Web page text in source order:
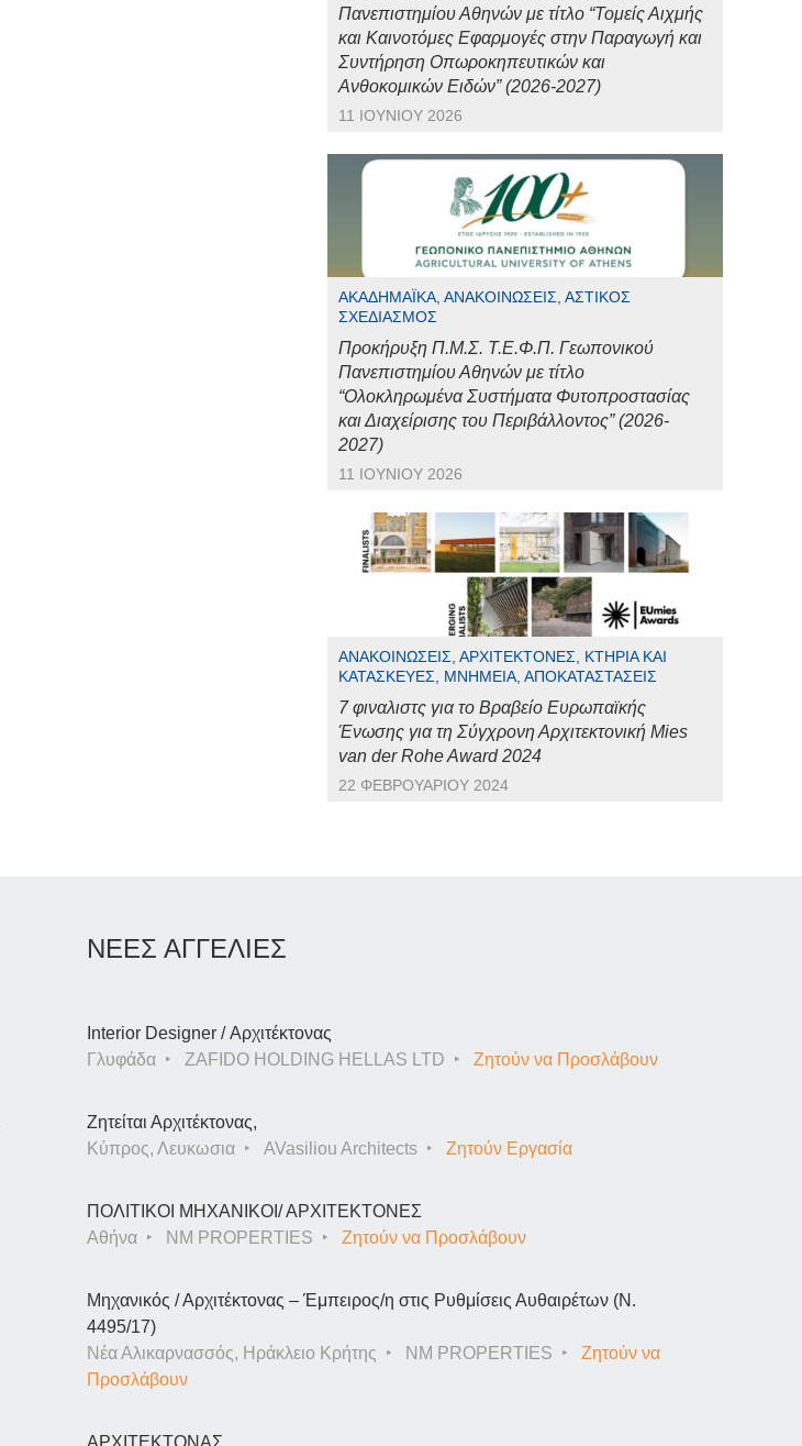
Πανεπιστημίου Αθηνών με τίτλο “Τομείς Αιχμής
και Καινοτόμες Εφαρμογές στην Παραγωγή και
Συντήρηση Οπωροκηπευτικών και
Ανθοκομικών Ειδών” (2026-2027)
11 ΙΟΥΝΊΟΥ 2026
ΑΚΑΔΗΜΑΪΚΆ, ΑΝΑΚΟΙΝΏΣΕΙΣ, ΑΣΤΙΚΌΣ
ΣΧΕΔΙΑΣΜΌΣ
Προκήρυξη Π.Μ.Σ. Τ.Ε.Φ.Π. Γεωπονικού
Πανεπιστημίου Αθηνών με τίτλο
“Ολοκληρωμένα Συστήματα Φυτοπροστασίας
και Διαχείρισης του Περιβάλλοντος” (2026-
2027)
11 ΙΟΥΝΊΟΥ 2026
ΑΝΑΚΟΙΝΏΣΕΙΣ, ΑΡΧΙΤΈΚΤΟΝΕΣ, ΚΤΉΡΙΑ ΚΑΙ
ΚΑΤΑΣΚΕΥΈΣ, ΜΝΗΜΕΊΑ, ΑΠΟΚΑΤΑΣΤΆΣΕΙΣ
7 φιναλιστς για το Βραβείο Ευρωπαϊκής
Ένωσης για τη Σύγχρονη Αρχιτεκτονική Mies
van der Rohe Award 2024
22 ΦΕΒΡΟΥΑΡΊΟΥ 2024
ΝΕΕΣ ΑΓΓΕΛΙΕΣ
Interior Designer / Αρχιτέκτονας
Γλυφάδα
ZAFIDO HOLDING HELLAS LTD Ζητούν να Προσλάβουν
Ζητείται Αρχιτέκτονας,
Κύπρος, Λευκωσια
AVasiliou Architects Ζητούν Εργασία
ΠΟΛΙΤΙΚΟΙ ΜΗΧΑΝΙΚΟΙ/ ΑΡΧΙΤΕΚΤΟΝΕΣ
Αθήνα
NM PROPERTIES Ζητούν να Προσλάβουν
Μηχανικός / Αρχιτέκτονας – Έμπειρος/η στις Ρυθμίσεις Αυθαιρέτων (Ν.
4495/17)
Νέα Αλικαρνασσός, Ηράκλειο Κρήτης
NM PROPERTIES
Ζητούν να
Προσλάβουν